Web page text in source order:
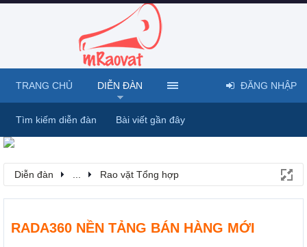
Diễn đàn Rao vặt Tổng hợp
RADA360 NỀN TẢNG BÁN HÀNG MỚI
TRANG CHỦ DIỄN ĐÀN
Tìm kiếm diễn đàn Bài viết gần đây
ĐĂNG NHẬP